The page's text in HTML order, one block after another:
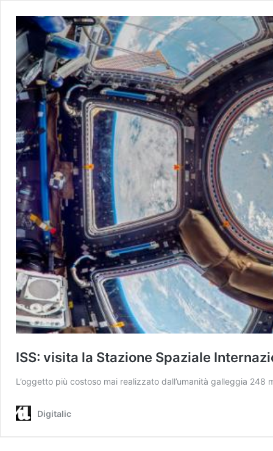
ISS: visita la Stazione Spaziale
L’oggetto più costoso mai realizzato dall’umanità galleggia
Digitalic